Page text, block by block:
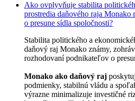
Ako ovplyvňuje stabilita
prostredia daňového raja
o presune sídla spoločnosti?
Stabilita politického a
daňový raj Monako známy,
rozhodovaní podnikateľov o
Monako ako daňový raj
podmienky, stabilnú vládu a
výrazne minimalizuje investičné